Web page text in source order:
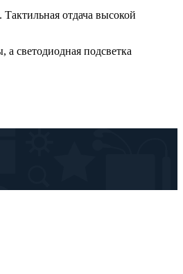
отдача высокой
светодиодная подсветка